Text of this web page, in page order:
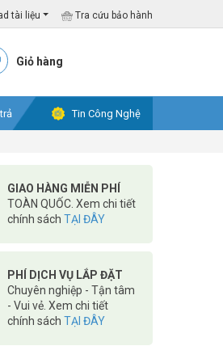
tài liệu Tra cứu bảo hành
Giỏ hàng
Tin Công Nghệ
GIAO HÀNG MIỄN PHÍ
TOÀN QUỐC. Xem chi tiết
chính sách TẠI ĐÂY
PHÍ DỊCH VỤ LẮP ĐẶT
Chuyên nghiệp - Tận tâm
- Vui vẻ. Xem chi tiết
chính sách TẠI ĐÂY